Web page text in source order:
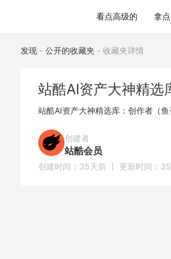
看点高级的 拿
站酷AI资产大神精选库——鱼否
发现 - 公开的收藏夹 - 收藏夹详情
站酷AI资产大神精
站酷AI资产大神精选库：创作者（
创建者
站酷会员
创建时间： 35天前 丨 更新时间：